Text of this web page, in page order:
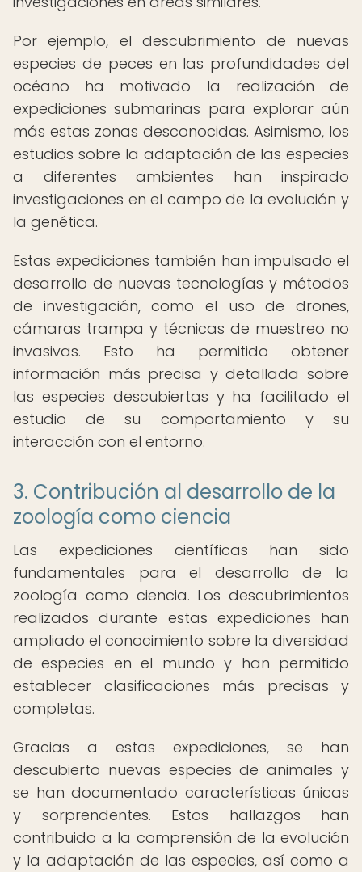
Por ejemplo, el descubrimiento de nuevas
especies de peces en las profundidades del
océano ha motivado la realización de
expediciones submarinas para explorar aún
más estas zonas desconocidas. Asimismo, los
estudios sobre la adaptación de las especies
a diferentes ambientes han inspirado
investigaciones en el campo de la evolución y
la genética.
Estas expediciones también han impulsado el
desarrollo de nuevas tecnologías y métodos
de investigación, como el uso de drones,
cámaras trampa y técnicas de muestreo no
invasivas. Esto ha permitido obtener
información más precisa y detallada sobre
las especies descubiertas y ha facilitado el
estudio de su comportamiento y su
interacción con el entorno.
3. Contribución al desarrollo de la
zoología como ciencia
Las expediciones científicas han sido
fundamentales para el desarrollo de la
zoología como ciencia. Los descubrimientos
realizados durante estas expediciones han
ampliado el conocimiento sobre la diversidad
de especies en el mundo y han permitido
establecer clasificaciones más precisas y
completas.
Gracias a estas expediciones, se han
descubierto nuevas especies de animales y
se han documentado características únicas
y sorprendentes. Estos hallazgos han
contribuido a la comprensión de la evolución
y la adaptación de las especies, así como a